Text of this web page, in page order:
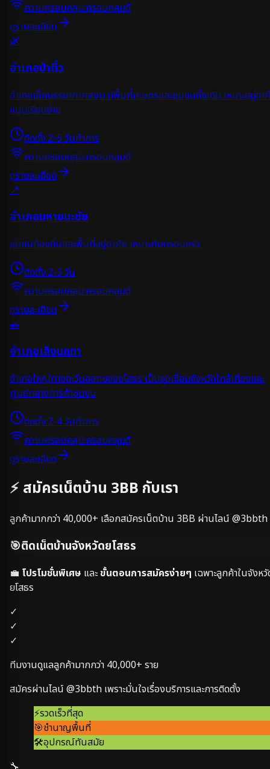
ความครอบคลุม:ครอบคลุมดี
ดูรายละเอียด
🌿
อำเภอป่าติ้ว
อำเภอเล็กบรรยากาศสงบ มีพื้นที่เกษตรและชุมชนดั้งเดิม เหมาะอยู่อา
แบบเรียบง่าย
ติดตั้ง:2-5 วันทำการ
ความครอบคลุม:ครอบคลุมดี
ดูรายละเอียด
📍
อำเภอมหาชนะชัย
ชุมชนท้องถิ่นและพื้นที่อยู่อาศัย เหมาะกับครอบครัว
ติดตั้ง:2-3 วัน
ความครอบคลุม:ครอบคลุมดี
ดูรายละเอียด
🚗
อำเภอเลิงนกทา
อำเภอใหญ่ทางตะวันออกของยโสธร เป็นจุดเชื่อมจังหวัดใกล้เคียงและ
ศูนย์กลางการค้าชุมชน
ติดตั้ง:2-4 วันทำการ
ความครอบคลุม:ครอบคลุมดี
ดูรายละเอียด
⚡ สมัครเน็ตบ้าน 3BB กับเรา
ลูกค้ามากกว่า 40,000+ เลือกสมัครเน็ตบ้าน 3BB ผ่านไลน์ @3bbth
🎯ติดเน็ตบ้านจังหวัดยโสธร
💼 โปรโมชั่นพิเศษ และขั้นตอนการสมัครง่ายๆ เฉพาะลูกค้าในจังห
ยโสธร
✓
✓
✓
ทีมงานดูแลลูกค้ามากกว่า 40,000+ ราย
สมัครผ่านไลน์ @3bbth เพราะมั่นใจเรื่องบริการและการติดตั้ง
⚡รวดเร็วที่สุด
🎯ชำนาญพื้นที่
🛠️อุปกรณ์ทันสมัย